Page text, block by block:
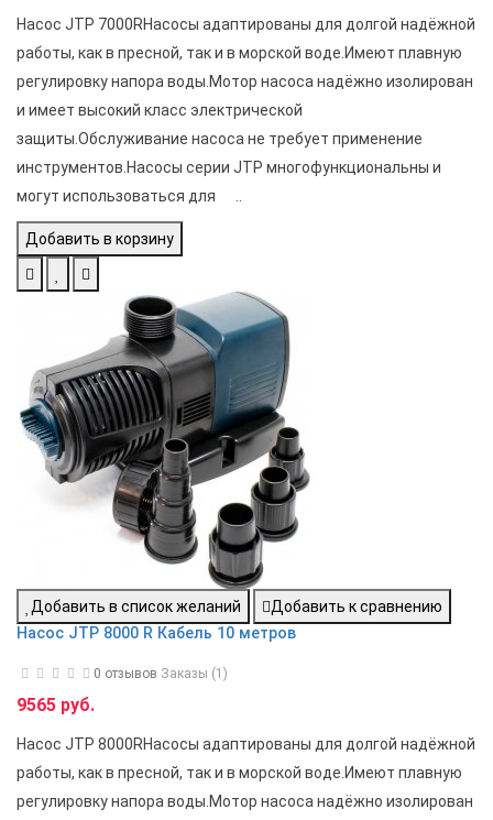
Насос JTP 7000RНасосы адаптированы для долгой надёжной
работы, как в пресной, так и в морской воде.Имеют плавную
регулировку напора воды.Мотор насоса надёжно изолирован
и имеет высокий класс электрической
защиты.Обслуживание насоса не требует применение
инструментов.Насосы серии JTP многофункциональны и
могут использоваться для ..
Добавить в корзину
Добавить в список желаний
Добавить к сравнению
Насос JTP 8000 R Кабель 10 метров
0 отзывов Заказы (1)
9565 руб.
Насос JTP 8000RНасосы адаптированы для долгой надёжной
работы, как в пресной, так и в морской воде.Имеют плавную
регулировку напора воды.Мотор насоса надёжно изолирован